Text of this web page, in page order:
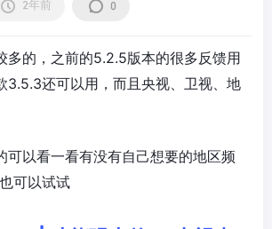
2年前 0
多的，之前的5.2.5版本的很多反馈用
3.5.3还可以用，而且央视、卫视、地
可以看一看有没有自己想要的地区频
可以试试